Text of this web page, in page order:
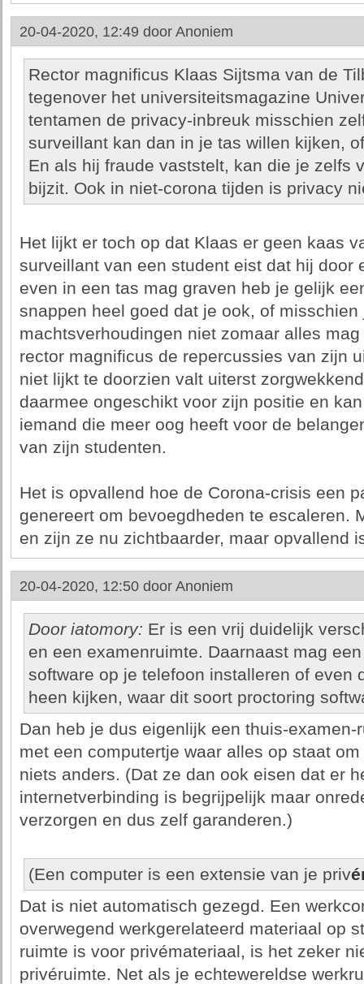
20-04-2020, 12:49 door Anoniem
Rector magnificus Klaas Sijtsma van de
tegenover het universiteitsmagazine
tentamen de privacy-inbreuk misschien
surveillant kan dan in je tas willen kijken,
En als hij fraude vaststelt, kan die je zelfs
bijzit. Ook in niet-corona tijden is privacy
Het lijkt er toch op dat Klaas er geen kaas
surveillant van een student eist dat hij door
even in een tas mag graven heb je gelijk
snappen heel goed dat je ook, of
machtsverhoudingen niet zomaar alles
rector magnificus de repercussies van zijn
niet lijkt te doorzien valt uiterst
daarmee ongeschikt voor zijn positie en
iemand die meer oog heeft voor de
van zijn studenten.
Het is opvallend hoe de Corona-crisis een
genereert om bevoegdheden te escaleren.
en zijn ze nu zichtbaarder, maar opvallend
20-04-2020, 12:50 door Anoniem
Door iatomory: Er is een vrij duidelijk
en een examenruimte. Daarnaast mag
software op je telefoon installeren of even
heen kijken, waar dit soort proctoring
Dan heb je dus eigenlijk een thuis-
met een computertje waar alles op staat
niets anders. (Dat ze dan ook eisen dat er
internetverbinding is begrijpelijk maar
verzorgen en dus zelf garanderen.)
(Een computer is een extensie van je priv
Dat is niet automatisch gezegd. Een
overwegend werkgerelateerd materiaal op
ruimte is voor privémateriaal, is het zeker
privéruimte. Net als je echtewereldse